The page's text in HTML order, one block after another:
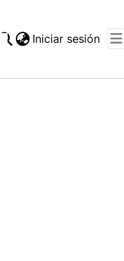
Iniciar sesión